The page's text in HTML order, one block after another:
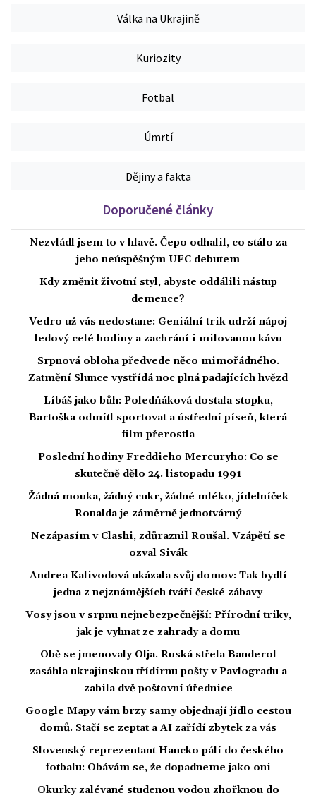
Válka na Ukrajině
Kuriozity
Fotbal
Úmrtí
Dějiny a fakta
Doporučené články
Nezvládl jsem to v hlavě. Čepo odhalil, co stálo za
jeho neúspěšným UFC debutem
Kdy změnit životní styl, abyste oddálili nástup
demence?
Vedro už vás nedostane: Geniální trik udrží nápoj
ledový celé hodiny a zachrání i milovanou kávu
Srpnová obloha předvede něco mimořádného.
Zatmění Slunce vystřídá noc plná padajících hvězd
Líbáš jako bůh: Poledňáková dostala stopku,
Bartoška odmítl sportovat a ústřední píseň, která
film přerostla
Poslední hodiny Freddieho Mercuryho: Co se
skutečně dělo 24. listopadu 1991
Žádná mouka, žádný cukr, žádné mléko, jídelníček
Ronalda je záměrně jednotvárný
Nezápasím v Clashi, zdůraznil Roušal. Vzápětí se
ozval Sivák
Andrea Kalivodová ukázala svůj domov: Tak bydlí
jedna z nejznámějších tváří české zábavy
Vosy jsou v srpnu nejnebezpečnější: Přírodní triky,
jak je vyhnat ze zahrady a domu
Obě se jmenovaly Olja. Ruská střela Banderol
zasáhla ukrajinskou třídírnu pošty v Pavlogradu a
zabila dvě poštovní úřednice
Google Mapy vám brzy samy objednají jídlo cestou
domů. Stačí se zeptat a AI zařídí zbytek za vás
Slovenský reprezentant Hancko pálí do českého
fotbalu: Obávám se, že dopadneme jako oni
Okurky zalévané studenou vodou zhořknou do